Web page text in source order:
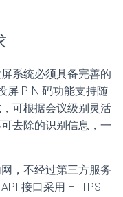
系统必须具备完善的
屏 PIN 码功能支持随
可根据会议级别灵活
去除的识别信息，一
，不经过第三方服务
接口采用 HTTPS